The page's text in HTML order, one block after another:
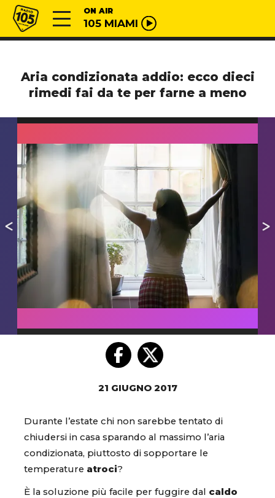
Vai al contenuto
Radio 105 ON AIR
105 MIAMI
Aria condizionata addio: ecco dieci
rimedi fai da te per farne a meno
21 GIUGNO 2017
Durante l’estate chi non sarebbe tentato di
chiudersi in casa sparando al massimo l’aria
condizionata, piuttosto di sopportare le
temperature atroci?
È la soluzione più facile per fuggire dal caldo